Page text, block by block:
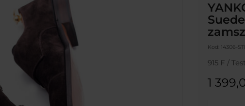
Kod: 14306-
915 F /
1